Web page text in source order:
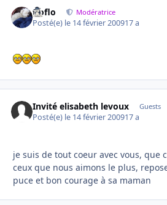
floflo Modératrice
Posté(e) le 14 février 200917 a
Invité elisabeth levoux Guests
Posté(e) le 14 février 200917 a
je suis de tout coeur avec vous, que
ceux que nous aimons le plus,
puce et bon courage à sa maman